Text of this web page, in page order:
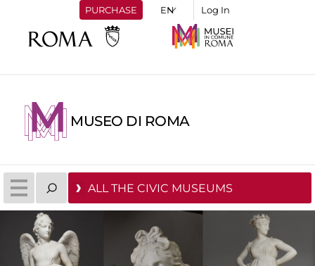
PURCHASE Log In
MUSEO DI ROMA
ALL THE CIVIC MUSEUMS